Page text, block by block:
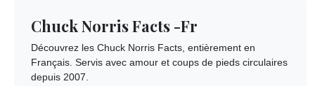
Chuck Norris Facts -Fr
Découvrez les Chuck Norris Facts, entièrement en
Français. Servis avec amour et coups de pieds circulaires
depuis 2007.